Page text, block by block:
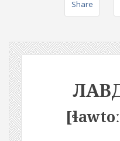
Share